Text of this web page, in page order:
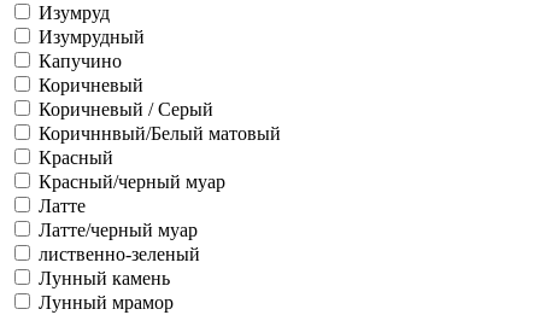
Изумруд
Изумрудный
Капучино
Коричневый
Коричневый / Серый
Коричннвый/Белый матовый
Красный
Красный/черный муар
Латте
Латте/черный муар
лиственно-зеленый
Лунный камень
Лунный мрамор